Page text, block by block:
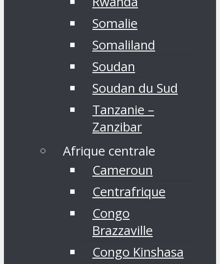
Somalie
Somaliland
Soudan
Soudan du Sud
Tanzanie –
Zanzibar
Afrique centrale
Cameroun
Centrafrique
Congo
Brazzaville
Congo Kinshasa